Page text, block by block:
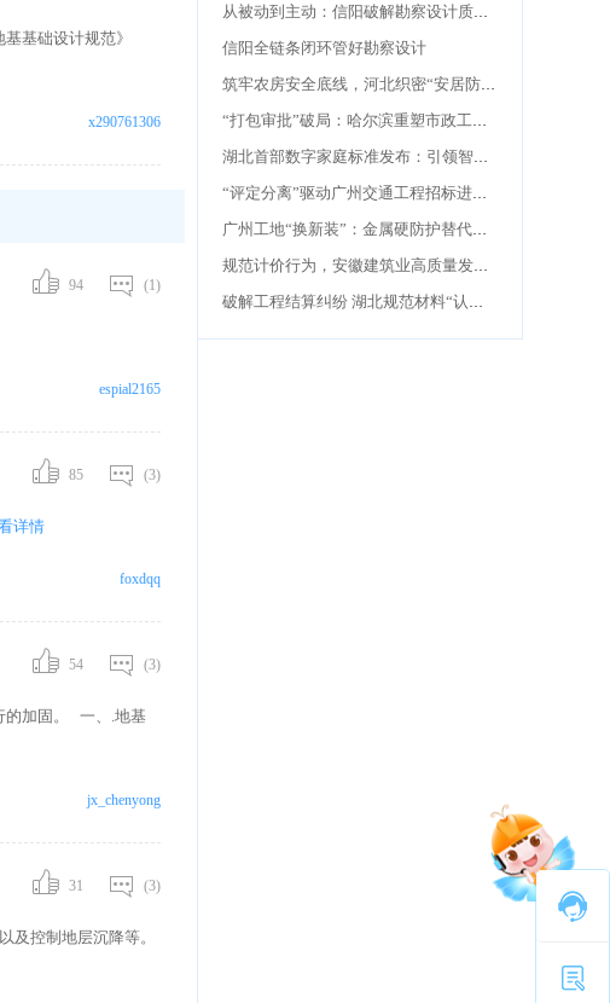
基础设计规范》
x290761306
(1)
94
espial2165
(3)
85
详情
foxdqq
(3)
54
的加固。 一、.地基
jx_chenyong
(3)
31
及控制地层沉降等。
从被动到主动：信阳破解勘察设计质量难题之道
信阳全链条闭环管好勘察设计
筑牢农房安全底线，河北织密“安居防护网”
“打包审批”破局：哈尔滨重塑市政工程审批新范式
湖北首部数字家庭标准发布：引领智慧住宅建设新规范
“评定分离”驱动广州交通工程招标进入规范透明新阶段
广州工地“换新装”：金属硬防护替代传统绿网 筑牢安全防线
规范计价行为，安徽建筑业高质量发展启新程
破解工程结算纠纷 湖北规范材料“认质认价”流程